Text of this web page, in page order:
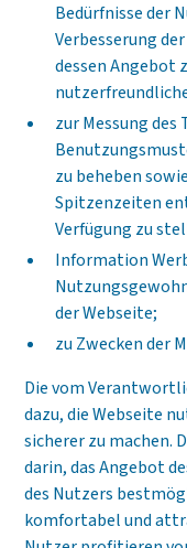
Bedürfnisse der
Verbesserung
dessen Angebot
zur Messung
zu beheben
Spitzenzeiten
Verfügung zu
Information
der Webseite;
zu Zwecken der
Die vom
dazu, die Webseite
sicherer zu machen.
darin, das Angebot
des Nutzers
komfortabel und